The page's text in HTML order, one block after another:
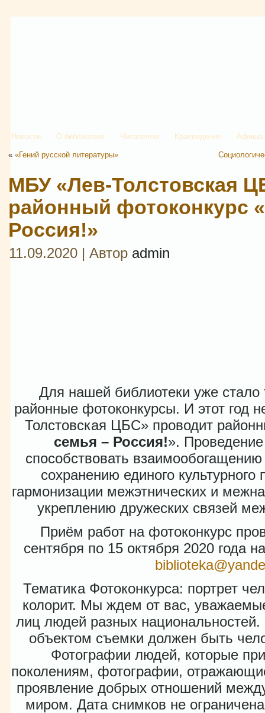
Новости О библиотеке Читателям Краеведение Афиша
« «Гений русской литературы»
МБУ «Лев-Толстовская
районный фотоконкурс
Россия!»
11.09.2020 | Автор admin
Для нашей библиотеки уже стало
районные фотоконкурсы. И этот год
Толстовская ЦБС» проводит
семья – Россия!».
способствовать
сохранению единого культурного
гармонизации межэтнических и
укреплению дружеских связей
Приём работ на фотоконкурс
сентября по 15 октября 2020 года
Тематика Фотоконкурса: портрет
колорит. Мы ждем от вас,
лиц людей разных
объектом съемки должен быть
Фотографии людей, которые
поколениям, фотографии,
проявление добрых отношений
миром. Дата снимков не